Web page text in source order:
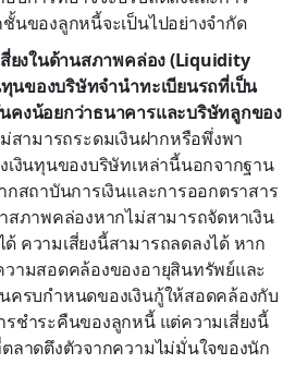
นของลูกหนี้จะเป็นไปอย่างจำกัด
สี่ยงในด้านสภาพคล่อง (Liquidity
นของบริษัทจำนำทะเบียนรถที่เป็น
คงน้อยกว่าธนาคารและบริษัทลูกของ
ม่สามารถระดมเงินฝากหรือพึ่งพา
เงินทุนของบริษัทเหล่านี้นอกจากฐาน
กสถาบันการเงินและการออกตราสาร
สภาพคล่องหากไม่สามารถจัดหาเงิน
ความเสี่ยงนี้สามารถลดลงได้ หาก
ามสอดคล้องของอายุสินทรัพย์และ
ครบกำหนดของเงินกู้ให้สอดคล้องกับ
รชำระคืนของลูกหนี้ แต่ความเสี่ยงนี้
ลาดตึงตัวจากความไม่มั่นใจของนัก